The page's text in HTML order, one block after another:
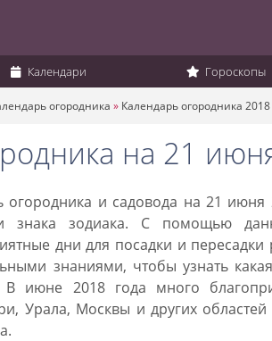
Календари Гороскопы
огородника » Календарь огородника 2018
на 21
и садовода на 21 июня
знака зодиака. С помощью
дни для посадки и
знаниями, чтобы узнать
июне 2018 года много
Урала, Москвы и других